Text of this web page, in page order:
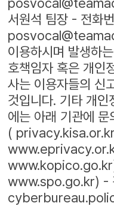
서원석 팀장 - 전화
이용하시며 발생하
호책임자 혹은 개인
사는 이용자들의 신
것입니다. 기타 개
에는 아래 기관에
(
www.kopico.go.kr)
www.spo.go.kr) -